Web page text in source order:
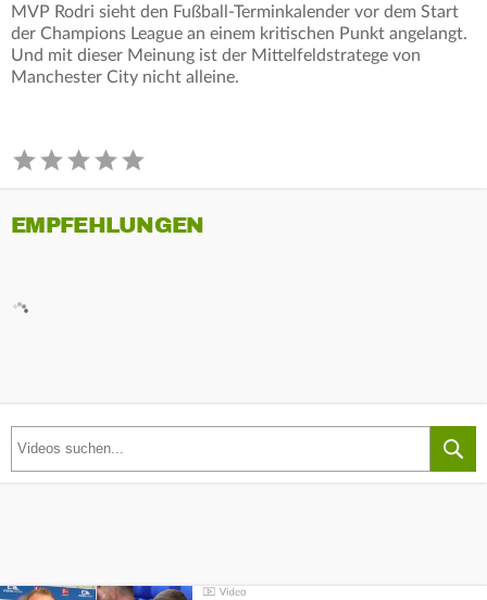
MVP Rodri sieht den Fußball-Terminkalender vor dem Start
der Champions League an einem kritischen Punkt angelangt.
Und mit dieser Meinung ist der Mittelfeldstratege von
Manchester City nicht alleine.
EMPFEHLUNGEN